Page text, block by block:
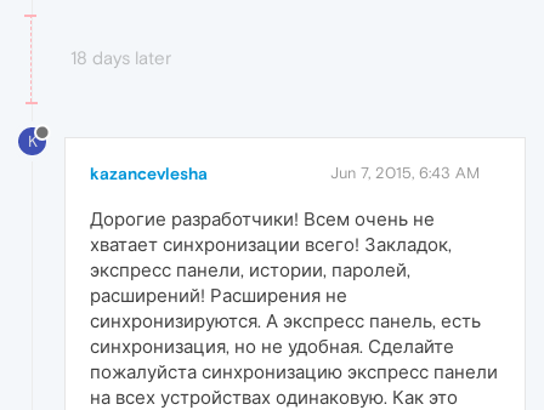
18 days later
K
kazancevlesha Jun 7, 2015, 6:43 AM
Дорогие разработчики! Всем очень не
хватает синхронизации всего! Закладок,
экспресс панели, истории, паролей,
расширений! Расширения не
синхронизируются. А экспресс панель, есть
синхронизация, но не удобная. Сделайте
пожалуйста синхронизацию экспресс панели
на всех устройствах одинаковую. Как это